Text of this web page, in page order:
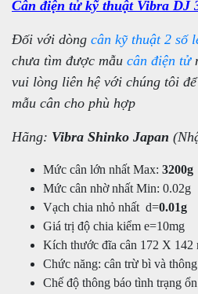
Cân điện tử kỹ thuật Vibra DJ
Đối với dòng cân kỹ thuật 2 số
chưa tìm được mẫu cân điện tử
vui lòng liên hệ với chúng tôi
mẫu cân cho phù hợp
Hãng: Vibra Shinko Japan
Mức cân lớn nhất Max: 3200g
Mức cân nhờ nhất Min: 0.02g
Vạch chia nhỏ nhất d=0.01g
Giá trị độ chia kiểm e=10mg
Kích thước đĩa cân 172 X 142
Chức năng: cân trừ bì và
Chế độ thông báo tình trạng